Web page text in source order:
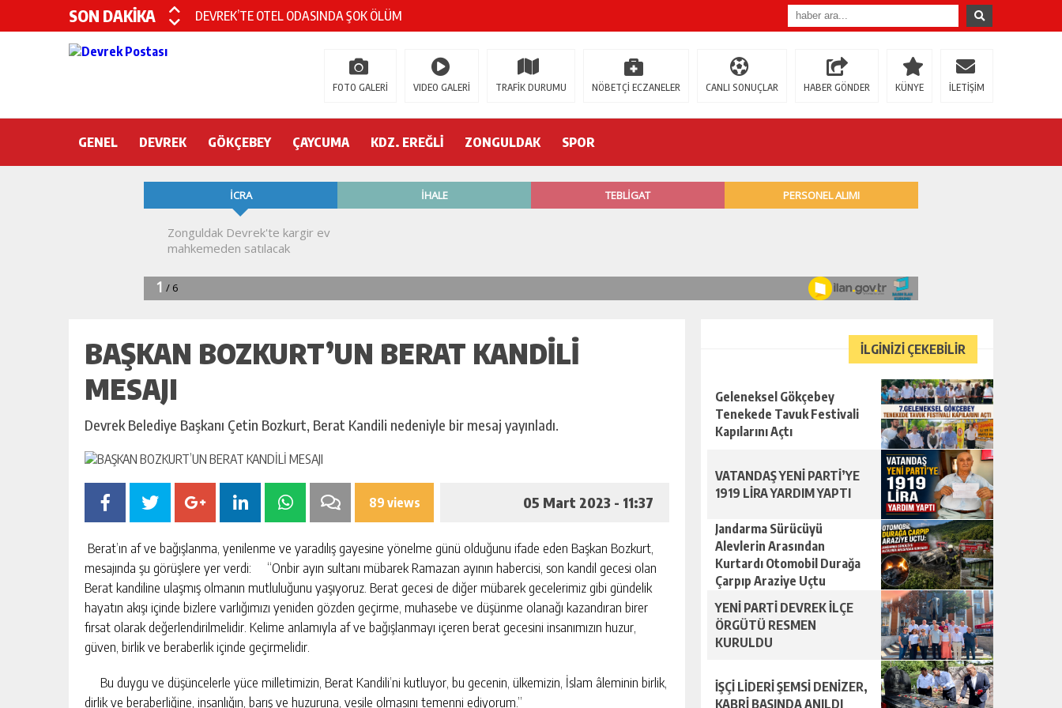
SON DAKİKA
DEVREK’TE OTEL ODASINDA ŞOK ÖLÜM
DEVREK BELEDİYESPOR’DA ŞOK İSTİFA!
KURA İÇİN 2 BAKAN ZONGULDAK’A GELİYOR!
DEVREK ÇATAKLI’YA TEŞEKKÜR ETTİ
TTK’DA GÖÇÜK! ÇOK SAYIDA İŞÇİ GÖÇÜK ALTINDA!
FOTO GALERİ VIDEO GALERİ TRAFİK DURUMU NÖBETÇİ ECZANELER CANLI SONUÇLAR HABER GÖNDER KÜNYE İLETİŞİM
GENEL DEVREK GÖKÇEBEY ÇAYCUMA KDZ. EREĞLİ ZONGULDAK SPOR
BAŞKAN BOZKURT’UN BERAT KANDİLİ
MESAJI
Devrek Belediye Başkanı Çetin Bozkurt, Berat Kandili nedeniyle bir mesaj yayınladı.
89 views 05 Mart 2023 - 11:37
Berat’ın af ve bağışlanma, yenilenme ve yaradılış gayesine yönelme günü olduğunu ifade eden Başkan Bozkurt,
mesajında şu görüşlere yer verdi: “Onbir ayın sultanı mübarek Ramazan ayının habercisi, son kandil gecesi olan
Berat kandiline ulaşmış olmanın mutluluğunu yaşıyoruz. Berat gecesi de diğer mübarek gecelerimiz gibi gündelik
hayatın akışı içinde bizlere varlığımızı yeniden gözden geçirme, muhasebe ve düşünme olanağı kazandıran birer
fırsat olarak değerlendirilmelidir. Kelime anlamıyla af ve bağışlanmayı içeren berat gecesini insanımızın huzur,
güven, birlik ve beraberlik içinde geçirmelidir.
Bu duygu ve düşüncelerle yüce milletimizin, Berat Kandili’ni kutluyor, bu gecenin, ülkemizin, İslam âleminin birlik,
dirlik ve beraberliğine, insanlığın, barış ve huzuruna, vesile olmasını temenni ediyorum.”
İLGİNİZİ ÇEKEBİLİR
Geleneksel Gökçebey
Tenekede Tavuk Festivali
Kapılarını Açtı
VATANDAŞ YENİ PARTİ’YE
1919 LİRA YARDIM YAPTI
Jandarma Sürücüyü
Alevlerin Arasından
Kurtardı Otomobil Durağa
Çarpıp Araziye Uçtu
YENİ PARTİ DEVREK İLÇE
ÖRGÜTÜ RESMEN
KURULDU
İŞÇİ LİDERİ ŞEMSİ DENİZER,
KABRİ BAŞINDA ANILDI